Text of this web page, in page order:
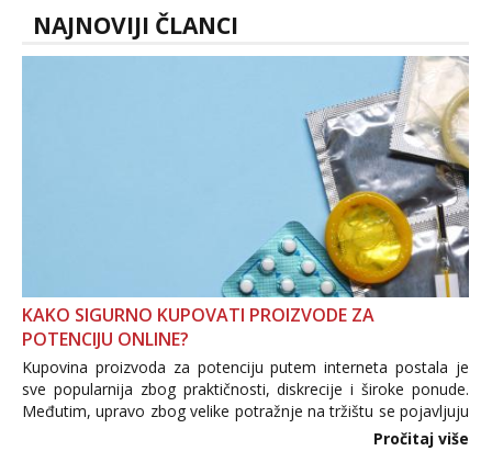
NAJNOVIJI ČLANCI
KAKO SIGURNO KUPOVATI PROIZVODE ZA
POTENCIJU ONLINE?
Kupovina proizvoda za potenciju putem interneta postala je
sve popularnija zbog praktičnosti, diskrecije i široke ponude.
Međutim, upravo zbog velike potražnje na tržištu se pojavljuju
i brojni krivotvoreni proizvodi, nepouzdane internetske
Pročitaj više